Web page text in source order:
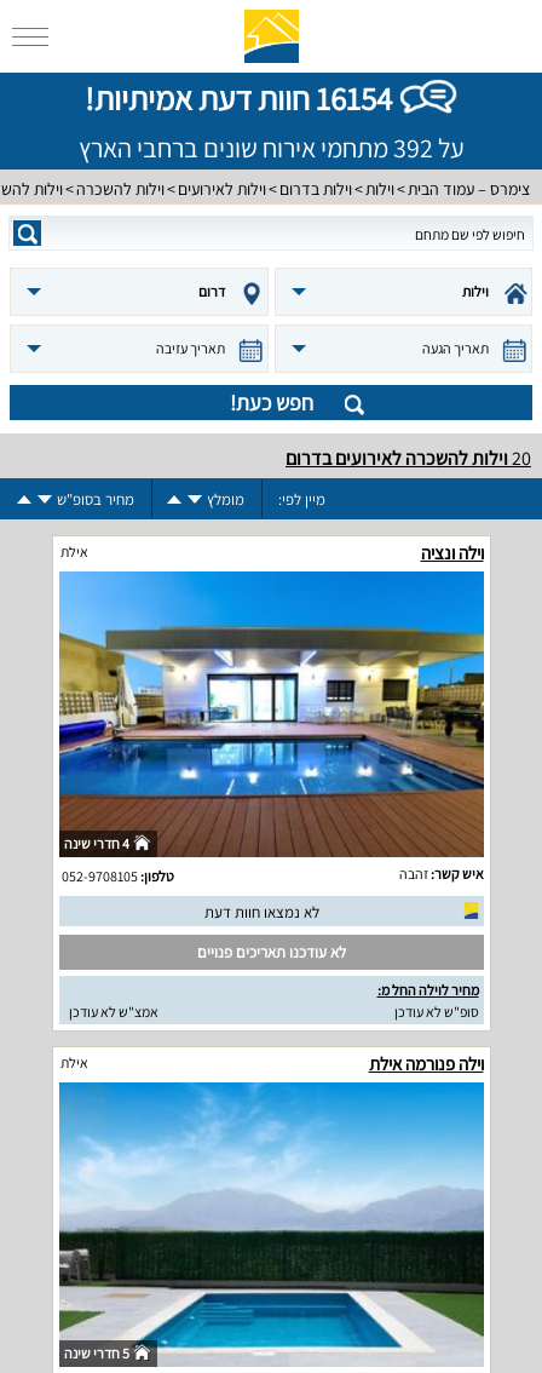
16154 חוות דעת אמיתיות!
על 392 מתחמי אירוח שונים ברחבי הארץ
צימרס – עמוד הבית וילות וילות בדרום וילות לאירועים וילות להשכרה וילות
וילות דרום
תאריך הגעה תאריך עזיבה
חפש כעת!
20וילות להשכרה לאירועים בדרום
מיין לפי: מומלץ מחיר בסופ"ש
וילה ונציה אילת
4 חדרי שינה
איש קשר:זהבה טלפון:052-9708105
לא נמצאו חוות דעת
לא עודכנו תאריכים פנויים
מחיר לוילה החל מ:
סופ"ש לא עודכן
אמצ"ש לא עודכן
וילה פנורמה אילת אילת
5 חדרי שינה